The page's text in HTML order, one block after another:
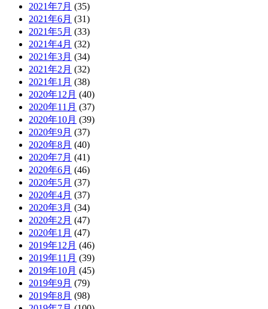
2021年7月 (35)
2021年6月 (31)
2021年5月 (33)
2021年4月 (32)
2021年3月 (34)
2021年2月 (32)
2021年1月 (38)
2020年12月 (40)
2020年11月 (37)
2020年10月 (39)
2020年9月 (37)
2020年8月 (40)
2020年7月 (41)
2020年6月 (46)
2020年5月 (37)
2020年4月 (37)
2020年3月 (34)
2020年2月 (47)
2020年1月 (47)
2019年12月 (46)
2019年11月 (39)
2019年10月 (45)
2019年9月 (79)
2019年8月 (98)